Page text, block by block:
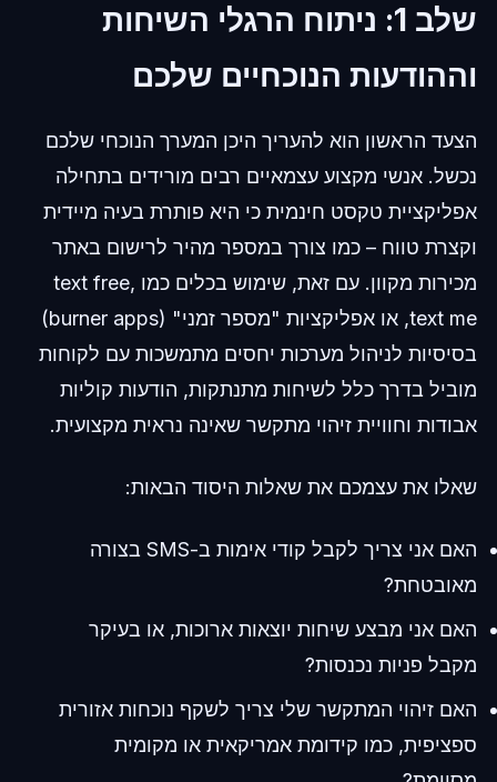
שלב 1: ניתוח הרגלי השיחות
וההודעות הנוכחיים שלכם
הצעד הראשון הוא להעריך היכן המערך הנוכחי שלכם
נכשל. אנשי מקצוע עצמאיים רבים מורידים בתחילה
אפליקציית טקסט חינמית כי היא פותרת בעיה מיידית
וקצרת טווח – כמו צורך במספר מהיר לרישום באתר
מכירות מקוון. עם זאת, שימוש בכלים כמו text free,
text me, או אפליקציות "מספר זמני" (burner apps)
בסיסיות לניהול מערכות יחסים מתמשכות עם לקוחות
מוביל בדרך כלל לשיחות מתנתקות, הודעות קוליות
אבודות וחוויית זיהוי מתקשר שאינה נראית מקצועית.
שאלו את עצמכם את שאלות היסוד הבאות:
האם אני צריך לקבל קודי אימות ב-SMS בצורה
מאובטחת?
האם אני מבצע שיחות יוצאות ארוכות, או בעיקר
מקבל פניות נכנסות?
האם זיהוי המתקשר שלי צריך לשקף נוכחות אזורית
ספציפית, כמו קידומת אמריקאית או מקומית